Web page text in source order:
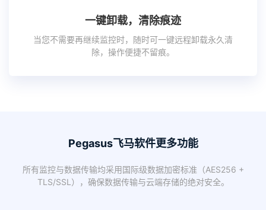
一键卸载，清除痕迹
当您不需要再继续监控时，随时可一键远程卸载永久清
除，操作便捷不留痕。
Pegasus飞马软件更多功能
所有监控与数据传输均采用国际级数据加密标准（AES256 +
TLS/SSL），确保数据传输与云端存储的绝对安全。